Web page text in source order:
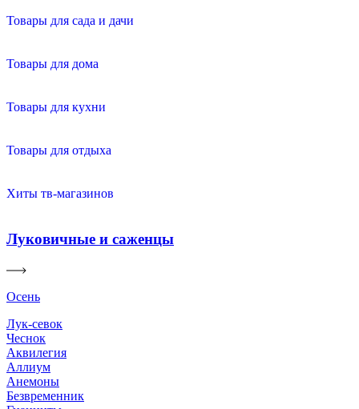
Товары для сада и дачи
Товары для дома
Товары для кухни
Товары для отдыха
Хиты тв-магазинов
Луковичные и саженцы
Осень
Лук-севок
Чеснок
Аквилегия
Аллиум
Анемоны
Безвременник